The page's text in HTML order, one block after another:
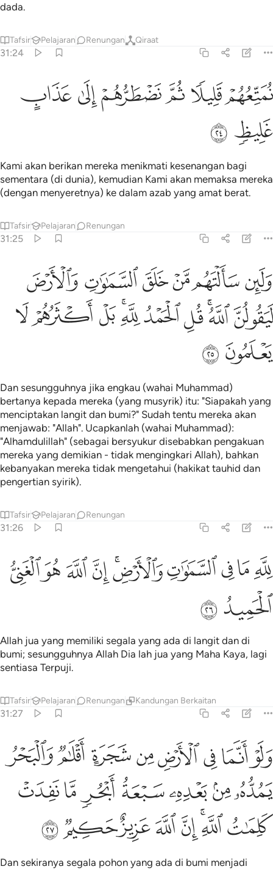
dada.
Tafsir Pelajaran Renungan Qiraat
31:24
نمتعهم قليلا ثم نضطرهم الى عذاب غليظ ٢٤
نُمَتِّعُهُمْ قَلِيلًۭا ثُمَّ نَضْطَرُّهُمْ إِلَىٰ عَذَابٍ غَلِيظٍۢ ٢٤
ﲜﲝﲞﲟﲠﲡ
ﲢ ﲣ
Kami akan berikan mereka menikmati kesenangan bagi
sementara (di dunia), kemudian Kami akan memaksa mereka
(dengan menyeretnya) ke dalam azab yang amat berat.
Tafsir Pelajaran Renungan
31:25
ولين سالتهم من خلق السماوات والارض ليقولن الله قل الحمد لله بل
وَلَئِن سَأَلْتَهُم مَّنْ خَلَقَ ٱلسَّمَـٰوَٰتِ وَٱلْأَرْضَ لَيَقُولُنَّ ٱللَّهُ ۚ قُلِ ٱلْحَمْدُ لِلَّهِ ۚ بَلْ
ﲤﲥﲦﲧﲨﲩ
ﲪﲫﲬﲭﲮﲯﲰﲱﲲﲳ
ﲴﲵ
Dan sesungguhnya jika engkau (wahai Muhammad)
bertanya kepada mereka (yang musyrik) itu: "Siapakah yang
menciptakan langit dan bumi?" Sudah tentu mereka akan
menjawab: "Allah". Ucapkanlah (wahai Muhammad):
"Alhamdulillah" (sebagai bersyukur disebabkan pengakuan
mereka yang demikian - tidak mengingkari Allah), bahkan
kebanyakan mereka tidak mengetahui (hakikat tauhid dan
pengertian syirik).
Tafsir Pelajaran Renungan
31:26
لله ما في السماوات والارض ان الله هو الغني الحميد ٢٦
لِلَّهِ مَا فِى ٱلسَّمَـٰوَٰتِ وَٱلْأَرْضِ ۚ إِنَّ ٱللَّهَ هُوَ ٱلْغَنِىُّ ٱلْحَمِيدُ ٢٦
ﲶﲷﲸﲹﲺﲻﲼﲽﲾﲿ
ﳀﳁ
Allah jua yang memiliki segala yang ada di langit dan di
bumi; sesungguhnya Allah Dia lah jua yang Maha Kaya, lagi
sentiasa Terpuji.
Tafsir Pelajaran Renungan Kandungan Berkaitan
31:27
ولو انما في الارض من شجرة اقلام والبحر يمده من بعده سبعة ابحر ما
وَلَوْ أَنَّمَا فِى ٱلْأَرْضِ مِن شَجَرَةٍ أَقْلَـٰمٌۭ وَٱلْبَحْرُ يَمُدُّهُۥ مِنۢ بَعْدِهِۦ
ﳂ ﳃﳄﳅﳆﳇ ﳈﳉ
ﳊﳋﳌﳍ ﳎﳏﳐ
ﳑﳒﳓﳔﳕﳖﳗﳘ
Dan sekiranya segala pohon yang ada di bumi menjadi